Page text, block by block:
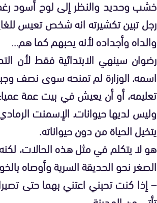
خشب وحديد والنظر إلى لوح أسود
رجل تبين تكشيرته انه شخص تعيس
والداه وأجداده لأنه يحبهم كما هم…
رضوان سينهي الابتدائية فقط لأن
اسمه. الوزارة لم تمنحه سوى نصف
تعليمه، أو أن يعيش في بيت عمة عمياء
وليس لديها حيوانات. الإسمنت
يتخيل الحياة من دون حيواناته.
هو لا يتكلم في مثل هذه الحالات،
الصغر نحو الحديقة السرية وأوصاه
– إذا كنت تحبني اعتني بهما حتى